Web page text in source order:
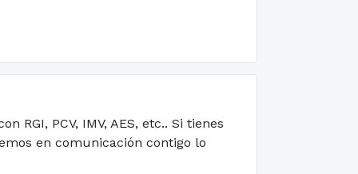
RGI, PCV, IMV, AES, etc.. Si tienes
en comunicación contigo lo